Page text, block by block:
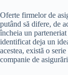
Oferte firmelor de
putând să difere, de
încheia un
identificat deja un
acestea, există o
companie de